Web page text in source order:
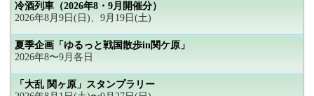
冷酒列車（2026年8・9月開催分）
2026年8月9日(日)、9月19日(土)
夏季企画「ゆるっと戦国散歩in関ケ原」
2026年8〜9月各日
「大乱 関ヶ原」スタンプラリー